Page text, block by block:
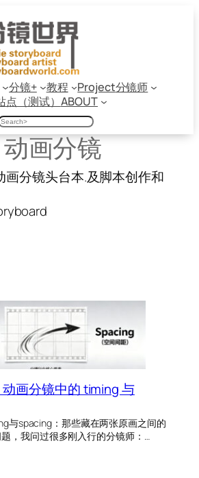
分镜+ 教程 Project分镜师
点（测试） ABOUT
动画分镜
画分镜头台本.及脚本创作和
动画分镜中的 timing 与
与spacing：那些藏在两张原画之间的
，我问过很多刚入行的分镜师：…